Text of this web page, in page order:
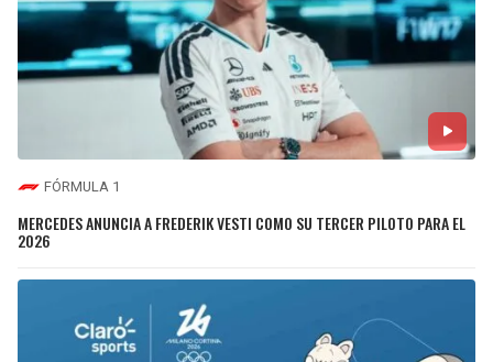
FÓRMULA 1
MERCEDES ANUNCIA A FREDERIK VESTI COMO SU TERCER PILOTO PARA EL
2026